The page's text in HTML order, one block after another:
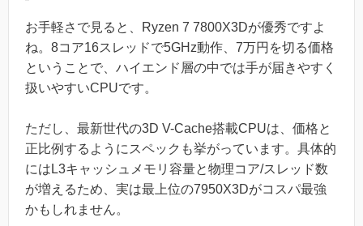
お手軽さで見ると、Ryzen 7 7800X3Dが優秀ですよ
ね。8コア16スレッドで5GHz動作、7万円を切る価格
ということで、ハイエンド層の中では手が届きやすく
扱いやすいCPUです。
ただし、最新世代の3D V-Cache搭載CPUは、価格と
正比例するようにスペックも挙がっています。具体的
にはL3キャッシュメモリ容量と物理コア/スレッド数
が増えるため、実は最上位の7950X3Dがコスパ最強
かもしれません。